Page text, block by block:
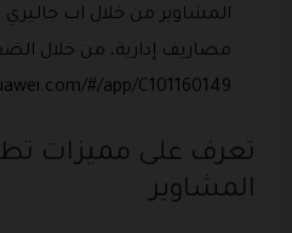
المشاوير من خلال اب
مصاريف إدارية، من خلال
#/app/C101160149 .
تعرف على مميزات
المشاوير